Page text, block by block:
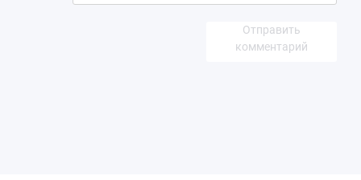
Отправить
комментарий